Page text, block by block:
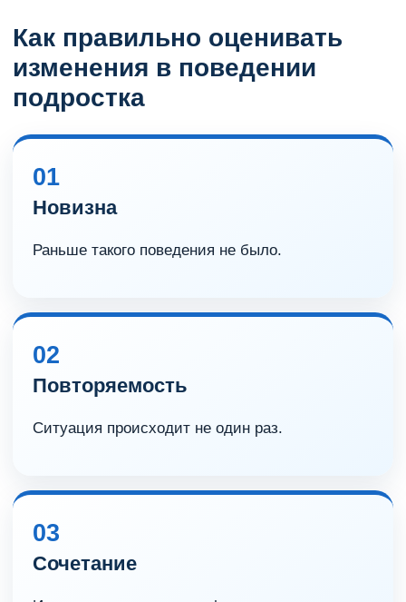
Как правильно оценивать
изменения в поведении
подростка
01
Новизна
Раньше такого поведения не было.
02
Повторяемость
Ситуация происходит не один раз.
03
Сочетание